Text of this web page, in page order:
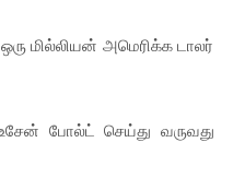
மில்லியன் அமெரிக்க டாலர்
போல்ட் செய்து வருவது